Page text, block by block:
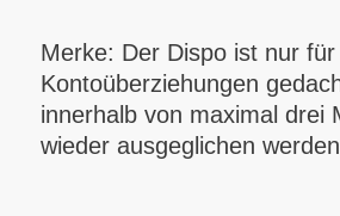
Merke: Der Dispo ist nur
Kontoüberziehungen
innerhalb von maximal drei
wieder ausgeglichen